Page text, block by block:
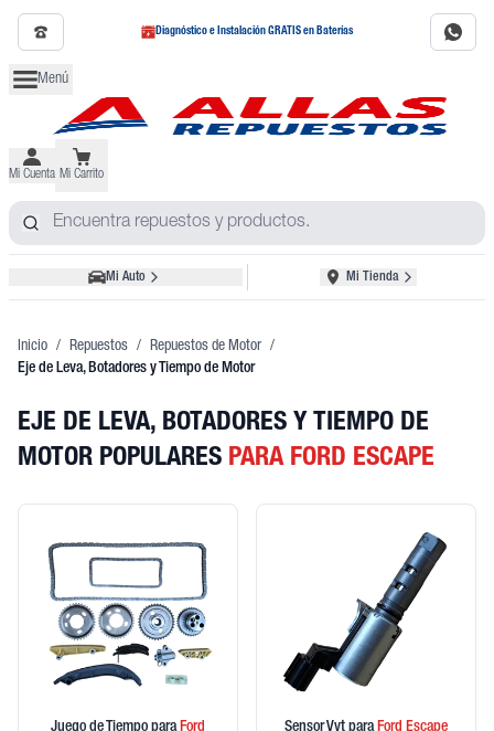
Diagnóstico e Instalación GRATIS en Baterías
Menú
Mi Cuenta Mi Carrito
Mi Auto Mi Tienda
Inicio / Repuestos / Repuestos de Motor /
Eje de Leva, Botadores y Tiempo de Motor
EJE DE LEVA, BOTADORES Y TIEMPO DE
MOTOR POPULARES PARA FORD ESCAPE
Juego de Tiempo paraFord
Sensor Vvt paraFord Escape